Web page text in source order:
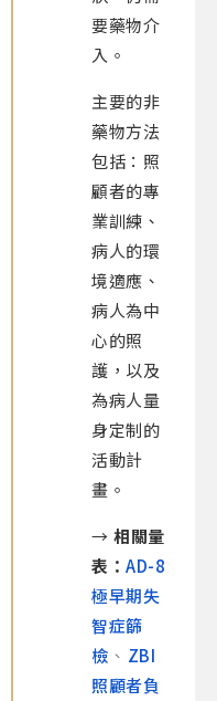
要藥物介
入。
主要的非
藥物方法
包括：照
顧者的專
業訓練、
病人的環
境適應、
病人為中
心的照
護，以及
為病人量
身定制的
活動計
畫。
→ 相關量
表：AD-8
極早期失
智症篩
檢 、 ZBI
照顧者負